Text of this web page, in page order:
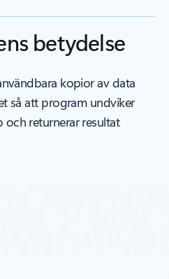
betydelse
kopior av data
så att program undviker
returnerar resultat